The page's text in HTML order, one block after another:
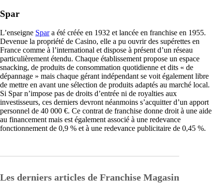
Spar
L’enseigne Spara été créée en 1932 et lancée en franchise en 1955.
Devenue la propriété de Casino, elle a pu ouvrir des supérettes en
France comme à l’international et dispose à présent d’un réseau
particulièrement étendu. Chaque établissement propose un espace
snacking, de produits de consommation quotidienne et dits « de
dépannage » mais chaque gérant indépendant se voit également libre
de mettre en avant une sélection de produits adaptés au marché local.
Si Spar n’impose pas de droits d’entrée ni de royalties aux
investisseurs, ces derniers devront néanmoins s’acquitter d’un apport
personnel de 40 000 €. Ce contrat de franchise donne droit à une aide
au financement mais est également associé à une redevance
fonctionnement de 0,9 % et à une redevance publicitaire de 0,45 %.
Les derniers articles de Franchise Magasin